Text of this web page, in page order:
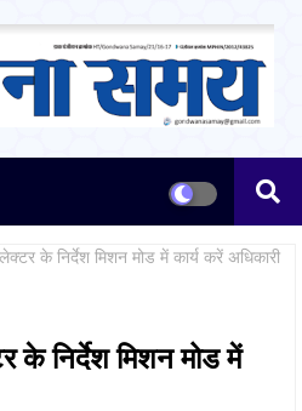
के निर्देश मिशन मोड में कार्य करें अधिकारी
के निर्देश मिशन मोड में